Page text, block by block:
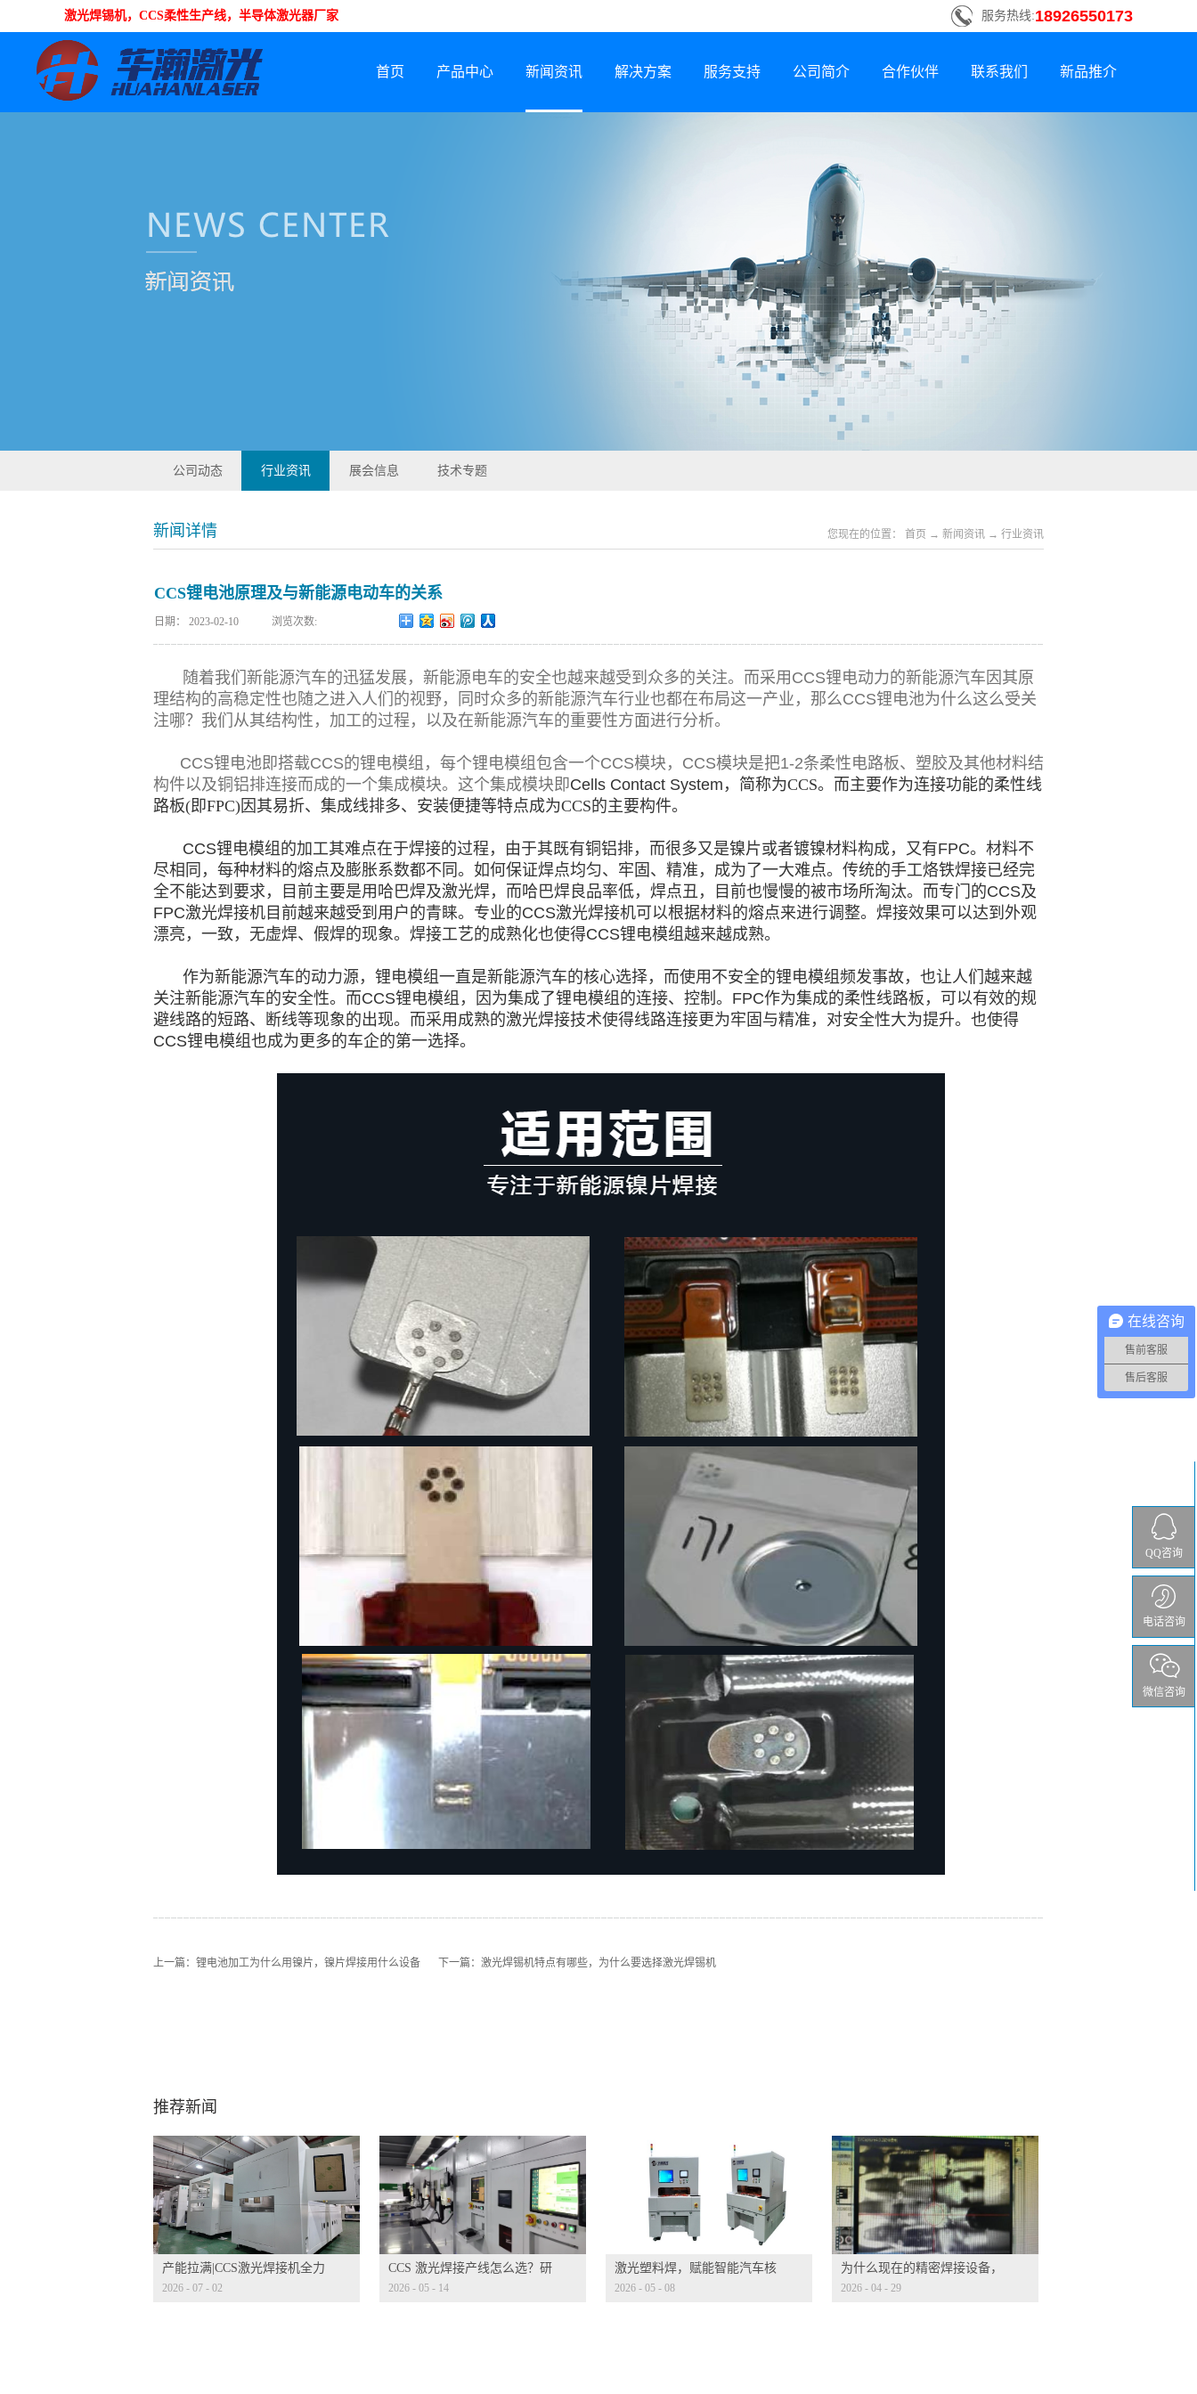
激光焊锡机，CCS柔性生产线，半导体激光器厂家 服务热线:18926550173
首页 产品中心 新闻资讯 解决方案 服务支持
下载中心
公司简介 合作伙伴 联系我们 新品推介
公司动态 行业资讯 展会信息 技术专题
新闻详情 您现在的位置： 首页 → 新闻资讯 → 行业资讯
CCS锂电池原理及与新能源电动车的关系
日期： 2023-02-10 浏览次数:
随着我们新能源汽车的迅猛发展，新能源电车的安全也越来越受到众多的关注。而采用CCS锂电动力的新能源汽车因其原
理结构的高稳定性也随之进入人们的视野，同时众多的新能源汽车行业也都在布局这一产业，那么CCS锂电池为什么这么受关
注哪？我们从其结构性，加工的过程，以及在新能源汽车的重要性方面进行分析。
CCS锂电池即搭载CCS的锂电模组，每个锂电模组包含一个CCS模块，CCS模块是把1-2条柔性电路板、塑胶及其他材料结
构件以及铜铝排连接而成的一个集成模块。这个集成模块即Cells Contact System ，简称为CCS。而主要作为连接功能的柔性线
路板(即FPC)因其易折、集成线排多、安装便捷等特点成为CCS的主要构件。
CCS锂电模组的加工其难点在于焊接的过程，由于其既有铜铝排，而很多又是镍片或者镀镍材料构成，又有FPC。材料不
尽相同，每种材料的熔点及膨胀系数都不同。如何保证焊点均匀、牢固、精准，成为了一大难点。传统的手工烙铁焊接已经完
全不能达到要求，目前主要是用哈巴焊及激光焊，而哈巴焊良品率低，焊点丑，目前也慢慢的被市场所淘汰。而专门的CCS及
FPC激光焊接机目前越来越受到用户的青睐。专业的CCS激光焊接机可以根据材料的熔点来进行调整。焊接效果可以达到外观
漂亮，一致，无虚焊、假焊的现象。焊接工艺的成熟化也使得CCS锂电模组越来越成熟。
作为新能源汽车的动力源，锂电模组一直是新能源汽车的核心选择，而使用不安全的锂电模组频发事故，也让人们越来越
关注新能源汽车的安全性。而CCS锂电模组，因为集成了锂电模组的连接、控制。FPC作为集成的柔性线路板，可以有效的规
避线路的短路、断线等现象的出现。而采用成熟的激光焊接技术使得线路连接更为牢固与精准，对安全性大为提升。也使得
CCS锂电模组也成为更多的车企的第一选择。
上一篇： 锂电池加工为什么用镍片，镍片焊接用什么设备 下一篇： 激光焊锡机特点有哪些，为什么要选择激光焊锡机
推荐新闻
产能拉满|CCS激光焊接机全力
2026 - 07 - 02
CCS 激光焊接产线怎么选？研
2026 - 05 - 14
激光塑料焊，赋能智能汽车核
2026 - 05 - 08
为什么现在的精密焊接设备，
2026 - 04 - 29
QQ咨询
电话咨询
微信咨询
在线咨询
售前客服
售后客服